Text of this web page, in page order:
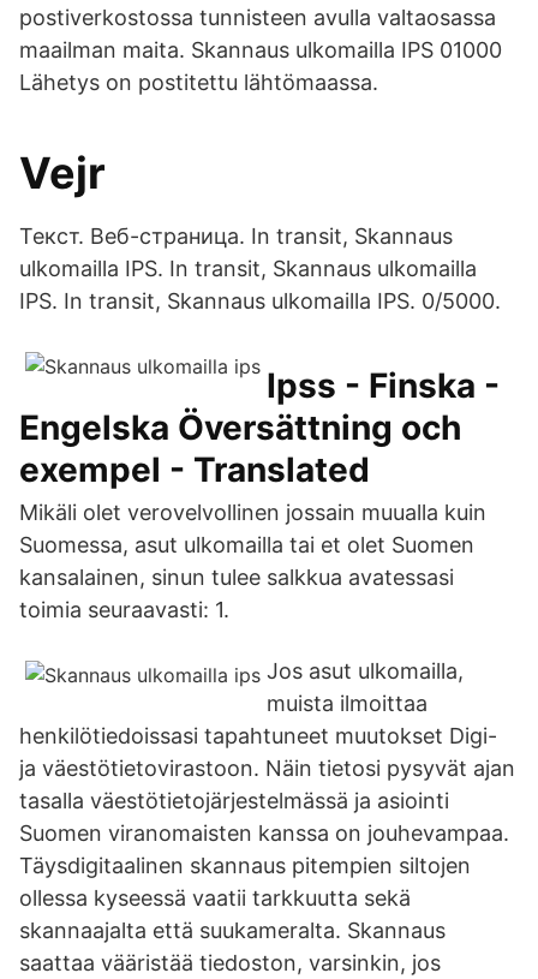
postiverkostossa tunnisteen avulla valtaosassa
maailman maita. Skannaus ulkomailla IPS 01000
Lähetys on postitettu lähtömaassa.
Vejr
Текст. Веб-страница. In transit, Skannaus
ulkomailla IPS. In transit, Skannaus ulkomailla
IPS. In transit, Skannaus ulkomailla IPS. 0/5000.
Ipss - Finska -
Engelska Översättning och
exempel - Translated
Mikäli olet verovelvollinen jossain muualla kuin
Suomessa, asut ulkomailla tai et olet Suomen
kansalainen, sinun tulee salkkua avatessasi
toimia seuraavasti: 1.
Jos asut ulkomailla,
muista ilmoittaa
henkilötiedoissasi tapahtuneet muutokset Digi-
ja väestötietovirastoon. Näin tietosi pysyvät ajan
tasalla väestötietojärjestelmässä ja asiointi
Suomen viranomaisten kanssa on jouhevampaa.
Täysdigitaalinen skannaus pitempien siltojen
ollessa kyseessä vaatii tarkkuutta sekä
skannaajalta että suukameralta. Skannaus
saattaa vääristää tiedoston, varsinkin, jos